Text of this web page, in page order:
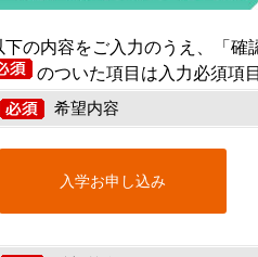
下の内容をご入力のうえ、「確
のついた項目は入力必須項
希望内容
入学お申し込み